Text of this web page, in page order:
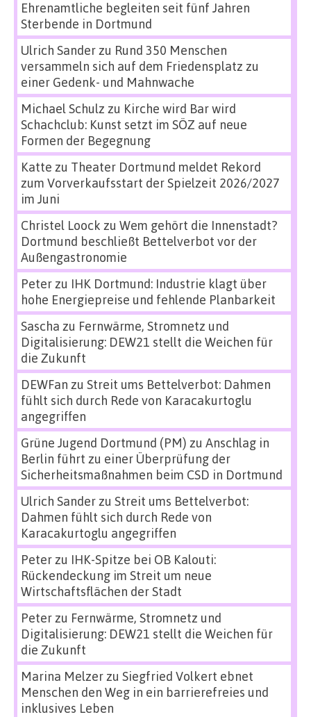
Ehrenamtliche begleiten seit fünf Jahren
Sterbende in Dortmund
Ulrich Sanderzu Rund 350 Menschen
versammeln sich auf dem Friedensplatz zu
einer Gedenk- und Mahnwache
Michael Schulz zu Kirche wird Bar wird
Schachclub: Kunst setzt im SÖZ auf neue
Formen der Begegnung
Katte zu Theater Dortmund meldet Rekord
zum Vorverkaufsstart der Spielzeit 2026/2027
im Juni
Christel Loock zu Wem gehört die Innenstadt?
Dortmund beschließt Bettelverbot vor der
Außengastronomie
Peterzu IHK Dortmund: Industrie klagt über
hohe Energiepreise und fehlende Planbarkeit
Sascha zu Fernwärme, Stromnetz und
Digitalisierung: DEW21 stellt die Weichen für
die Zukunft
DEWFan zu Streit ums Bettelverbot: Dahmen
fühlt sich durch Rede von Karacakurtoglu
angegriffen
Grüne Jugend Dortmund (PM) zu Anschlag in
Berlin führt zu einer Überprüfung der
Sicherheitsmaßnahmen beim CSD in Dortmund
Ulrich Sanderzu Streit ums Bettelverbot:
Dahmen fühlt sich durch Rede von
Karacakurtoglu angegriffen
Peterzu IHK-Spitze bei OB Kalouti:
Rückendeckung im Streit um neue
Wirtschaftsflächen der Stadt
Peterzu Fernwärme, Stromnetz und
Digitalisierung: DEW21 stellt die Weichen für
die Zukunft
Marina Melzerzu Siegfried Volkert ebnet
Menschen den Weg in ein barrierefreies und
inklusives Leben